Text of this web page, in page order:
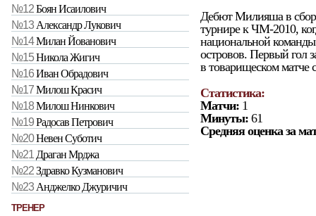
№12Боян Исаилович
№13 Александр Лукович
№14Милан Йованович
№15Никола Жигич
№16Иван Обрадович
№17Милош Красич
№18Милош Нинкович
№19Радосав Петрович
№20Невен Суботич
№21 Драган Мрджа
№22Здравко Кузманович
№23 Анджелко Джуричич
ТРЕНЕР
Дебют Милияша в
турнире к ЧМ-2010,
национальной
островов. Первый гол
в товарищеском матче
Статистика:
Матчи: 1
Минуты: 61
Средняя оценка за